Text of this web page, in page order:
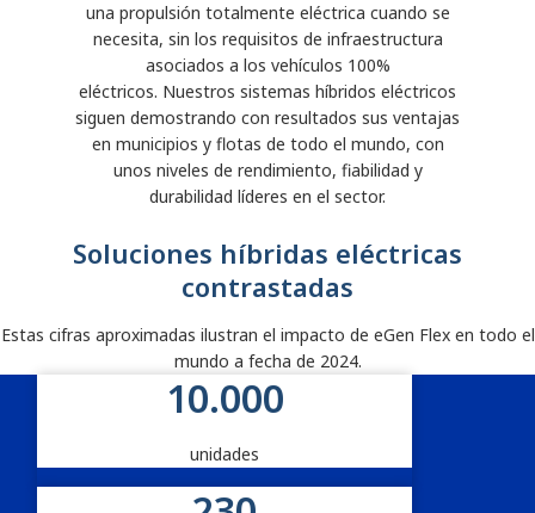
una propulsión totalmente eléctrica cuando se
necesita, sin los requisitos de infraestructura
asociados a los vehículos 100%
eléctricos. Nuestros sistemas híbridos eléctricos
siguen demostrando con resultados sus ventajas
en municipios y flotas de todo el mundo, con
unos niveles de rendimiento, fiabilidad y
durabilidad líderes en el sector.
Soluciones híbridas eléctricas
contrastadas
Estas cifras aproximadas ilustran el impacto de eGen Flex en todo el
mundo a fecha de 2024.
Impacto de los sistemas de
10.000
unidades